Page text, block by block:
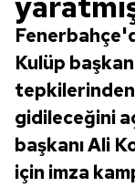
Kulüp
tepkilerinden
gidileceğini
başkanı Ali
için imza